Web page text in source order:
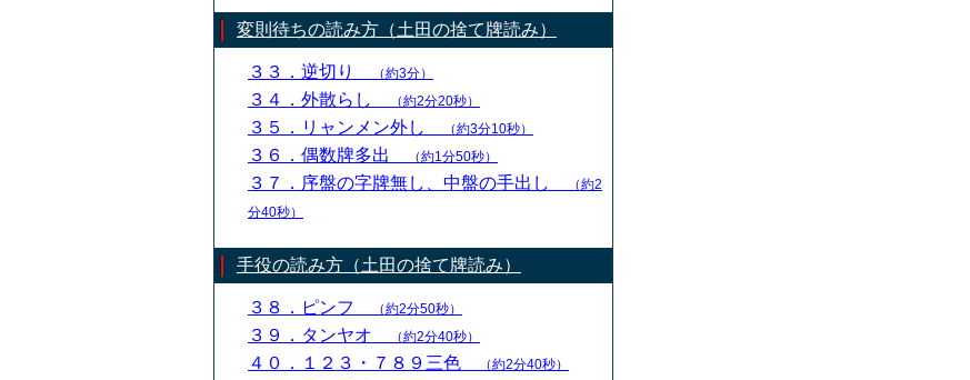
変則待ちの読み方（土田の捨て牌読み）
３３．逆切り （約3分）
３４．外散らし （約2分20秒）
３５．リャンメン外し （約3分10秒）
３６．偶数牌多出 （約1分50秒）
３７．序盤の字牌無し、中盤の手出し
（約2
分40秒）
手役の読み方（土田の捨て牌読み）
３８．ピンフ （約2分50秒）
３９．タンヤオ （約2分40秒）
４０．１２３・７８９三色 （約2分40秒）